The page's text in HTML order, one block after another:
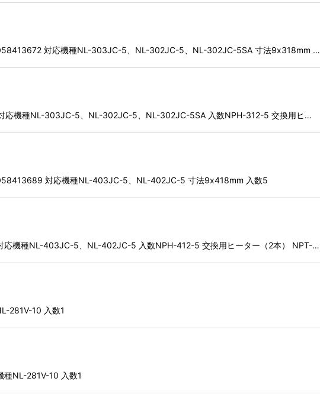
対応機種NL-303JC-5、NL-302JC-5、NL-302JC-5SA 寸法9x318mm …
機種NL-303JC-5、NL-302JC-5、NL-302JC-5SA 入数NPH-312-5 交換用ヒ…
対応機種NL-403JC-5、NL-402JC-5 寸法9x418mm 入数5
機種NL-403JC-5、NL-402JC-5 入数NPH-412-5 交換用ヒーター（2本） NPT-…
281V-10 入数1
NL-281V-10 入数1